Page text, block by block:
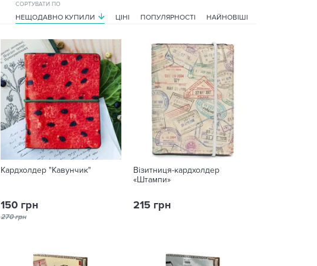
СОРТУВАТИ ПО
НЕЩОДАВНО КУПИЛИ ЦІНІ ПОПУЛЯРНОСТІ НАЙНОВІШІ
Кардхолдер "Кавунчик"
150 грн
270 грн
Візитниця-кардхолдер
«Штампи»
215 грн